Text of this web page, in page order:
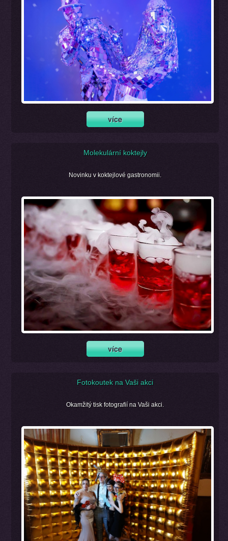
Molekulární koktejly
Novinku v koktejlové gastronomii.
Fotokoutek na Vaši akci
Okamžitý tisk fotografií na Vaši akci.